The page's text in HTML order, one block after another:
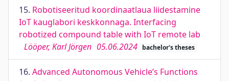
15. Robotiseeritud koordinaatlaua liidestamine
IoT kauglabori keskkonnaga. Interfacing
robotized compound table with IoT remote lab
Lööper, Karl Jörgen 05.06.2024 bachelor's theses
16. Advanced Autonomous Vehicle’s Functions